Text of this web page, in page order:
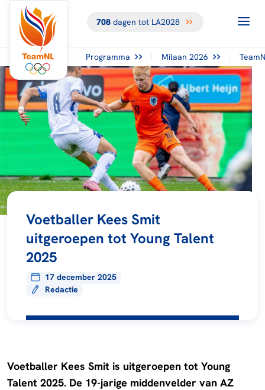
708dagen tot LA2028
Programma Milaan 2026
Voetballer Kees Smit
uitgeroepen tot Young Talent
2025
17 december 2025
Redactie
Voetballer Kees Smit is uitgeroepen tot Young
Talent 2025. De 19-jarige middenvelder van AZ